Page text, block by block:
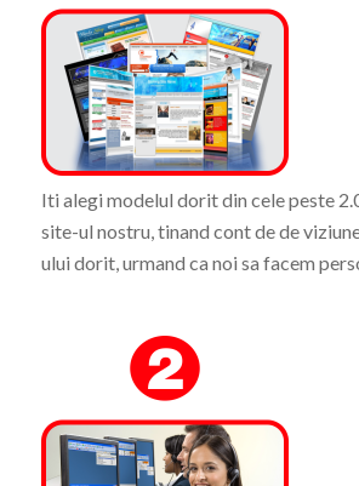
Iti alegi modelul dorit din cele peste
site-ul nostru, tinand cont de de
ului dorit, urmand ca noi sa facem